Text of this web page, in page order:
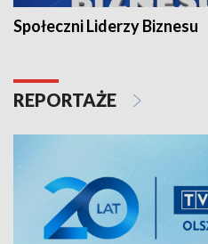
Społeczni Liderzy Biznesu
REPORTAŻE